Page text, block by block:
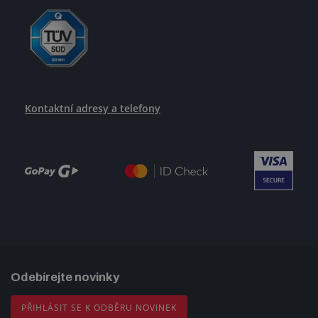
Kontaktní adresy a telefony
Odebírejte novinky
PŘIHLÁSIT SE K ODBĚRU NOVINEK